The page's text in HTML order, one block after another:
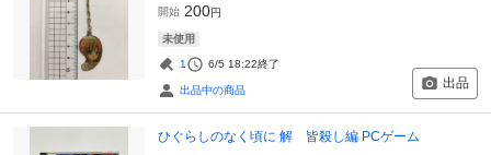
開始 200円
未使用
1 6/5 18:22終了
出品中の商品 出品
ひぐらしのなく頃に 解 皆殺し編 PCゲーム